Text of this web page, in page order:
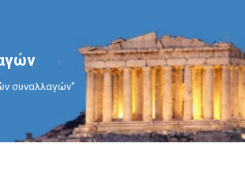
συναλλαγών"